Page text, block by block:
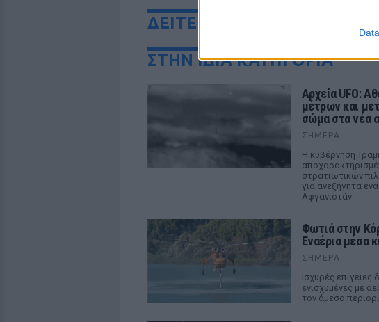
ΔΕΙΤΕ ΕΠΙΣΗΣ
ΣΤΗΝ ΙΔΙΑ ΚΑΤΗΓΟΡΙΑ
Αρχεία UFO:
μέτρων και
σώμα στα νέα
ΣΉΜΕΡΑ
Η κυβέρνηση
στρατιωτικών
για ανεξήγητα
Αφγανιστάν.
Φωτιά στην
Εναέρια μέσα
ΣΉΜΕΡΑ
Ισχυρές επίγειες
ενισχυμένες με
τον άμεσο